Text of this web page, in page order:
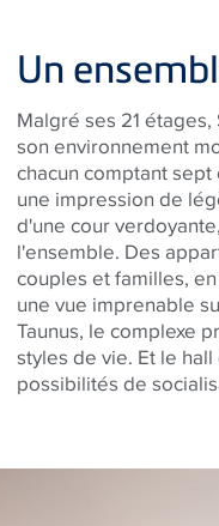
Un
Malgré ses 21
son environnement
chacun comptant
une impression de
d'une cour
l'ensemble. Des
couples et familles,
une vue imprenable
Taunus, le complexe
styles de vie. Et le
possibilités de